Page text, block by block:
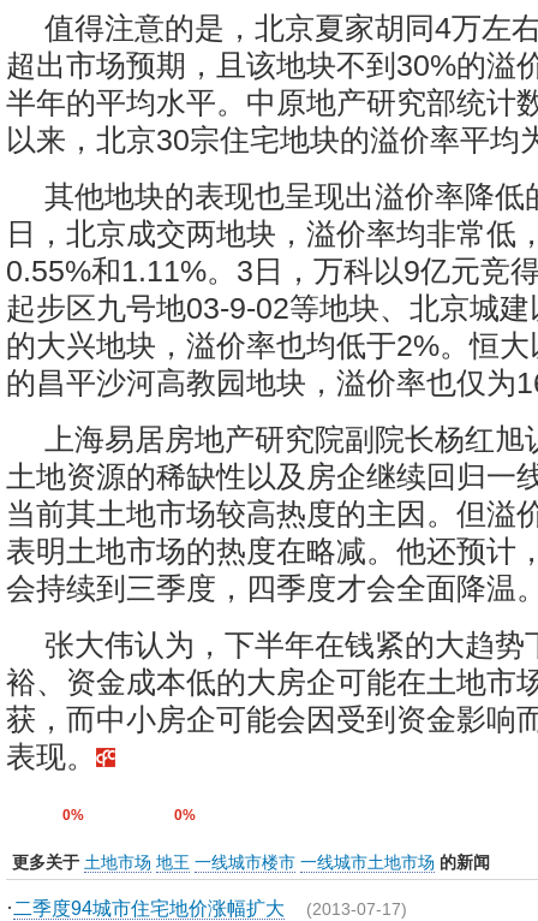
值得注意的是，北京夏家胡同4万左
超出市场预期，且该地块不到30%的溢
半年的平均水平。中原地产研究部统计
以来，北京30宗住宅地块的溢价率平均
其他地块的表现也呈现出溢价率降低
日，北京成交两地块，溢价率均非常低
0.55%和1.11%。3日，万科以9亿元竞
起步区九号地03-9-02等地块、北京城
的大兴地块，溢价率也均低于2%。恒
的昌平沙河高教园地块，溢价率也仅为
上海易居房地产研究院副院长杨红
土地资源的稀缺性以及房企继续回归一
当前其土地市场较高热度的主因。但溢
表明土地市场的热度在略减。他还预计
会持续到三季度，四季度才会全面降温
张大伟认为，下半年在钱紧的大趋势
裕、资金成本低的大房企可能在土地市
获，而中小房企可能会因受到资金影响
表现。
0% 0%
更多关于 土地市场 地王 一线城市楼市 一线城市土地市场 的新闻
· 二季度94城市住宅地价涨幅扩大 (2013-07-17)